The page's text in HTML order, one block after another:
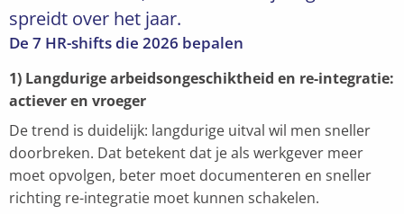
spreidt over het jaar.
De 7 HR-shifts die 2026 bepalen
1) Langdurige arbeidsongeschiktheid en re-integratie:
actiever en vroeger
De trend is duidelijk: langdurige uitval wil men sneller
doorbreken. Dat betekent dat je als werkgever meer
moet opvolgen, beter moet documenteren en sneller
richting re-integratie moet kunnen schakelen.